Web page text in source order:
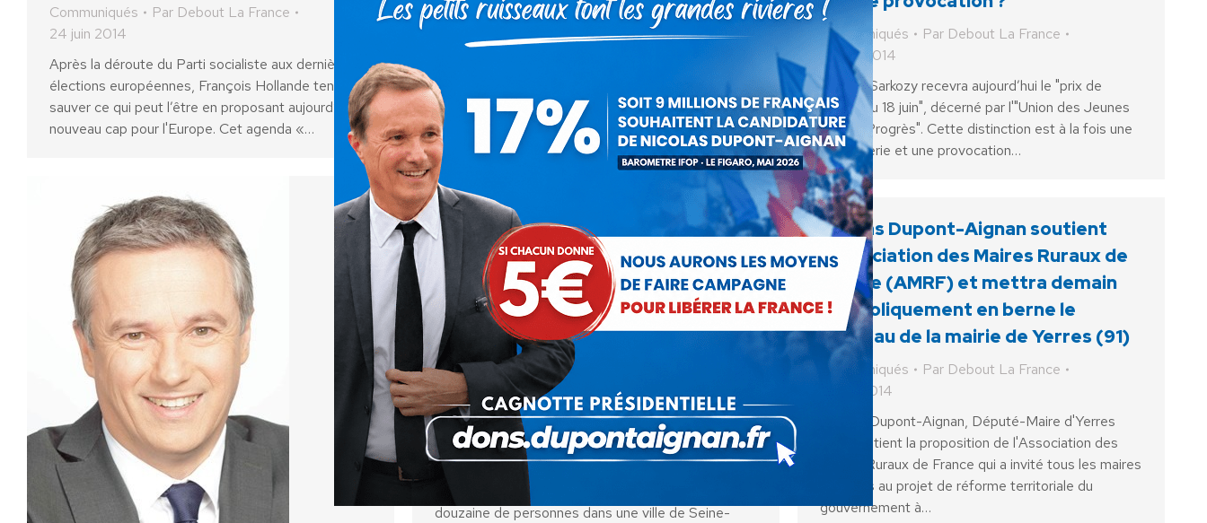
Communiqués Par Debout La France
25 juin 2014
Nicolas Sarkozy recevra aujourd’hui le "prix de
l'appel du 18 juin", décerné par l'"Union des Jeunes
pour le Progrès". Cette distinction est à la fois une
plaisanterie et une provocation…
Communiqués Par Debout La France
24 juin 2014
Après la déroute du Parti socialiste aux dernières
élections européennes, François Hollande tente de
sauver ce qui peut l’être en proposant aujourd’hui un
nouveau cap pour l'Europe. Cet agenda «…
prônée par Benoit Hamon est
contraire à l’intérêt des élèves
Communiqués
24 juin 2014
Le Ministre de l'Education nationale, Benoît Hamon,
lance aujourd’hui une "conférence nationale sur
l'évaluation des élèves", espérant parvenir d'ici à
décembre à un "consensus" sur une notation plus
"bienveillante". Cette…
Nicolas Dupont-Aignan soutient
l’Association des Maires Ruraux de
France (AMRF) et mettra demain
symboliquement en berne le
drapeau de la mairie de Yerres (91)
Communiqués Par Debout La France
17 juin 2014
Nicolas Dupont-Aignan, Député-Maire d'Yerres
(91), soutient la proposition de l'Association des
Maires Ruraux de France qui a invité tous les maires
opposés au projet de réforme territoriale du
gouvernement à…
Nicolas Dupont-Aignan dénonce le
lynchage d’un jeune Rom et déplore
la loi de la jungle qui s’applique en
France
Communiqués ParDebout La France
17 juin 2014
Alors qu’un adolescent rom se trouve entre la vie et
la mort après avoir été roué de coups par une
douzaine de personnes dans une ville de Seine-